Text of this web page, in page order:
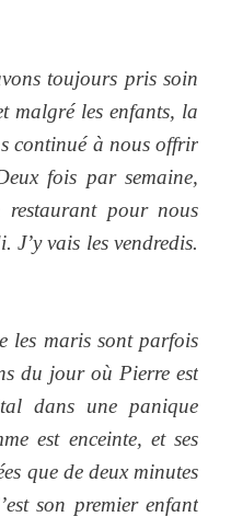
toujours pris soin
malgré les enfants, la
continué à nous offrir
fois par semaine,
pour nous
J’y vais les vendredis.
les maris sont parfois
du jour où Pierre est
dans une panique
est enceinte, et ses
que de deux minutes
son premier enfant